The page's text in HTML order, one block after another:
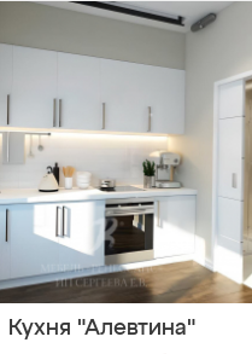
Кухня "Алевтина"